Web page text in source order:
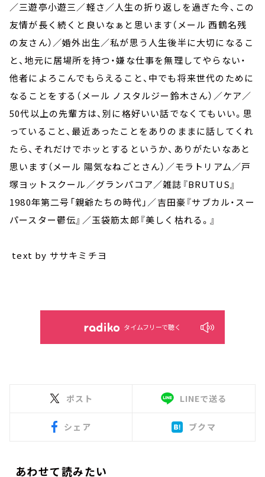
／三遊亭小遊三／軽さ／人生の折り返しを過ぎた今、この
友情が長く続くと良いなぁと思います（メール 西鶴名残
の友さん）／婚外出生／私が思う人生後半に大切になるこ
と、地元に居場所を持つ・嫌な仕事を無理してやらない・
他者によろこんでもらえること、中でも将来世代のために
なることをする（メール ノスタルジー鈴木さん）／ケア／
50代以上の先輩方は、別に格好いい話でなくてもいい。思
っていること、最近あったことをありのままに話してくれ
たら、それだけでホッとするというか、ありがたいなあと
思います（メール 陽気なねごとさん）／モラトリアム／戸
塚ヨットスクール／グランパコア／雑誌『BRUTUS』
1980年第二号「親爺たちの時代」／吉田豪『サブカル・スー
パースター鬱伝』／玉袋筋太郎『美しく枯れる。』
text by ササキミチヨ
タイムフリーで聴く
ポスト LINEで送る
シェア ブクマ
あわせて読みたい